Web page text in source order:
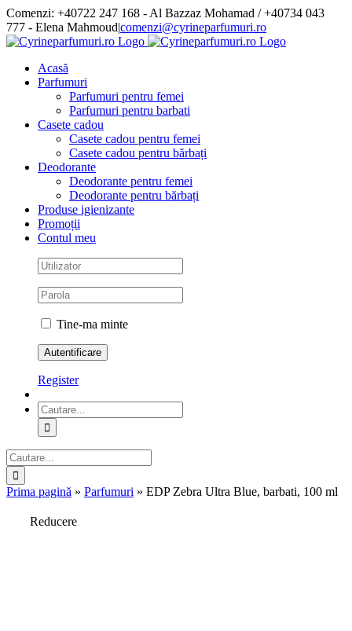
Skip
to
content
Comenzi: +40722 247 168 - Al Bazzaz Mohamad / +40734 043
777 - Elena Mahmoud|comenzi@cyrineparfumuri.ro
Facebook
Acasă
Parfumuri
Parfumuri pentru femei
Parfumuri pentru barbati
Casete cadou
Casete cadou pentru femei
Casete cadou pentru bărbați
Deodorante
Deodorante pentru femei
Deodorante pentru bărbați
Produse igienizante
Promoții
Contul meu
Tine-ma minte
Register
Cautare...
Cautare...
Prima pagină » Parfumuri » EDP Zebra Ultra Blue, barbati, 100 ml
Reducere